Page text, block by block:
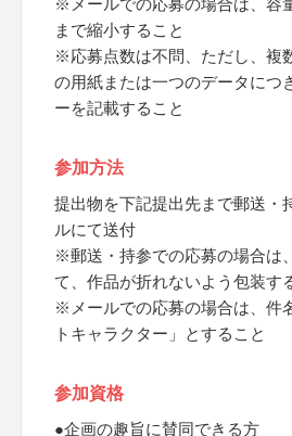
※メールでの応募の場合は、容
まで縮小すること
※応募点数は不問、ただし、複
の用紙または一つのデータにつ
ーを記載すること
参加方法
提出物を下記提出先まで郵送・
ルにて送付
※郵送・持参での応募の場合は
て、作品が折れないよう包装す
※メールでの応募の場合は、件
トキャラクター」とすること
参加資格
●企画の趣旨に賛同できる方